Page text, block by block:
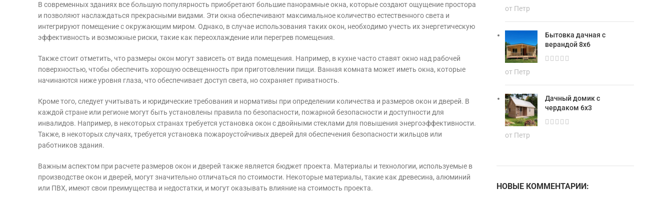
В современных зданиях все большую популярность приобретают большие панорамные окна, которые создают ощущение простора
и позволяют наслаждаться прекрасными видами. Эти окна обеспечивают максимальное количество естественного света и
интегрируют помещение с окружающим миром. Однако, в случае использования таких окон, необходимо учесть их энергетическую
эффективность и возможные риски, такие как переохлаждение или перегрев помещения.
Также стоит отметить, что размеры окон могут зависеть от вида помещения. Например, в кухне часто ставят окно над рабочей
поверхностью, чтобы обеспечить хорошую освещенность при приготовлении пищи. Ванная комната может иметь окна, которые
начинаются ниже уровня глаза, что обеспечивает доступ света, но сохраняет приватность.
Кроме того, следует учитывать и юридические требования и нормативы при определении количества и размеров окон и дверей. В
каждой стране или регионе могут быть установлены правила по безопасности, пожарной безопасности и доступности для
инвалидов. Например, в некоторых странах требуется установка окон с двойными стеклами для повышения энергоэффективности.
Также, в некоторых случаях, требуется установка пожароустойчивых дверей для обеспечения безопасности жильцов или
работников здания.
Важным аспектом при расчете размеров окон и дверей также является бюджет проекта. Материалы и технологии, используемые в
производстве окон и дверей, могут значительно отличаться по стоимости. Некоторые материалы, такие как древесина, алюминий
или ПВХ, имеют свои преимущества и недостатки, и могут оказывать влияние на стоимость проекта.
от Петр
Бытовка дачная с
верандой 8х6
от Петр
Дачный домик с
чердаком 6х3
от Петр
НОВЫЕ КОММЕНТАРИИ: